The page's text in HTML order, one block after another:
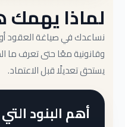
لماذا يهمك
نساعدك في صياغة العقود أو
وقانونية معًا حتى تعرف ما
يستحق تعديلًا قبل الاعتماد.
أهم البنود